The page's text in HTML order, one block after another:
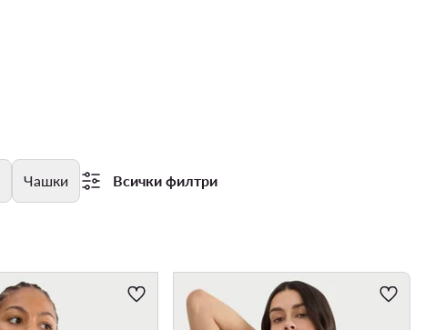
Чашки Всички филтри